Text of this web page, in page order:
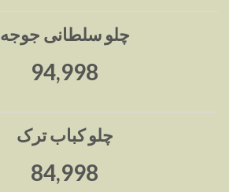
چلو سلطانی جوجه
95,000
چلو کباب ترک
85,000